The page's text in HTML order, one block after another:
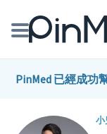
線上預約醫師、院
醫師專欄專訪
PinMed 已經成功
小